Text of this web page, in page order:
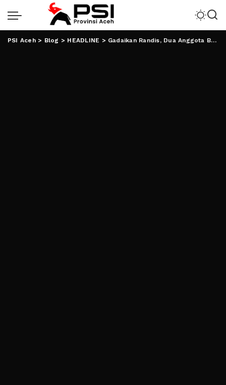
PSI Aceh> Blog > HEADLINE > Gadaikan Randis, Dua Anggota Bawaslu Tuba Disidang DKPP